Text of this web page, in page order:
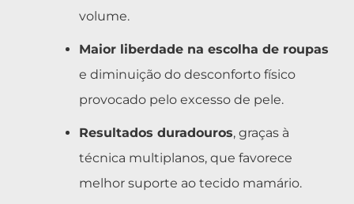
volume.
Maior liberdade na escolha de roupas
e diminuição do desconforto físico
provocado pelo excesso de pele.
Resultados duradouros, graças à
técnica multiplanos, que favorece
melhor suporte ao tecido mamário.